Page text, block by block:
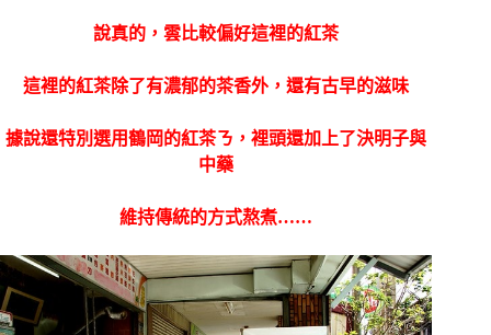
說真的，雲比較偏好這裡的紅茶
這裡的紅茶除了有濃郁的茶香外，還有古早的滋味
據說還特別選用鶴岡的紅茶ㄋ，裡頭還加上了決明子與
中藥
維持傳統的方式熬煮……